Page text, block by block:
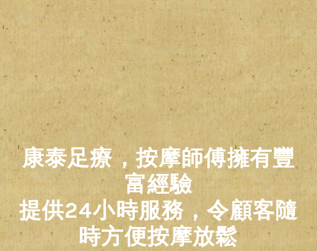
康泰足療，按摩師傅擁有豐
富經驗
提供24小時服務，令顧客隨
時方便按摩放鬆